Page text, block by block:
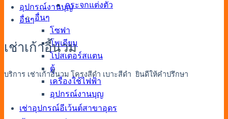
กระจกแต่งตัว
อื่นๆ
โซฟา
โพเดียม
โปสเตอร์สแตน
ตู้
เครื่องใช้ไฟฟ้า
อุปกรณ์งานบุญ
เช่าอุปกรณ์อีเว้นต์สาขาอุดร
อุปกรณ์งานบุญ
อื่นๆ
เช่าเก้าอี้นวม
บริการ เช่าเก้าอี้นวม โครงสีดำ เบาะสีดำ ยินดีให้คำปรึกษา